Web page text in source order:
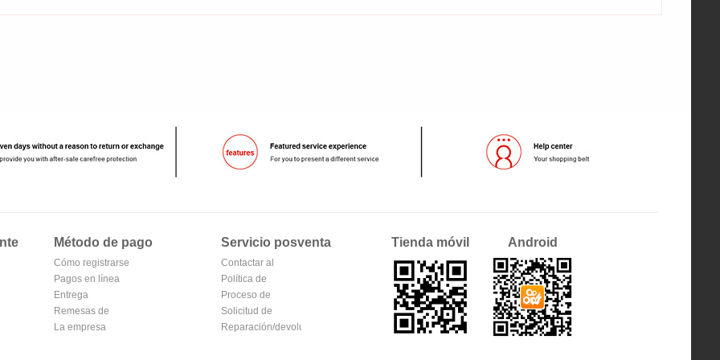
Método de pago
Cómo registrarse
en Alipay
Pagos en línea
Entrega
Remesas de
correos
La empresa
Servicio posventa
Contactar al
vendedor
Política de
devoluciones
Proceso de
devolución y
cambio
Solicitud de
reembolso
Reparación/devolución
Tienda móvil Android